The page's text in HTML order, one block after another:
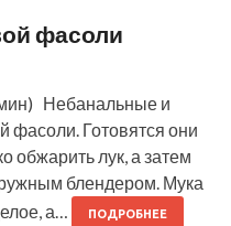
фасоли
Небанальные и
фасоли. Готовятся они
обжарить лук, а затем
блендером. Мука
а…
ПОДРОБНЕЕ